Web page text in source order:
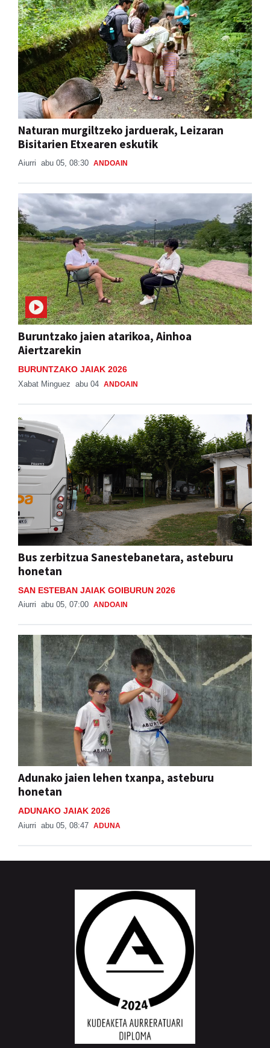
Naturan murgiltzeko jarduerak, Leizaran
Bisitarien Etxearen eskutik
Aiurri abu 05, 08:30 ANDOAIN
Buruntzako jaien atarikoa, Ainhoa
Aiertzarekin
BURUNTZAKO JAIAK 2026
Xabat Minguez abu 04 ANDOAIN
Bus zerbitzua Sanestebanetara, asteburu
honetan
SAN ESTEBAN JAIAK GOIBURUN 2026
Aiurri abu 05, 07:00 ANDOAIN
Adunako jaien lehen txanpa, asteburu
honetan
ADUNAKO JAIAK 2026
Aiurri abu 05, 08:47 ADUNA